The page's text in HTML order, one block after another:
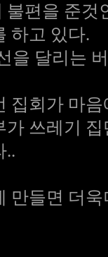
불편을 준것
하고 있다.
을 달리는
집회가 마
가 쓰레기
..
만들면 더